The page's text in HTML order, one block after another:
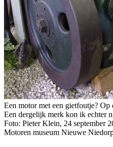
Een motor met een gietfoutje?
Een dergelijk merk kon ik echter
Foto: Pieter Klein, 24 september
Motoren museum Nieuwe